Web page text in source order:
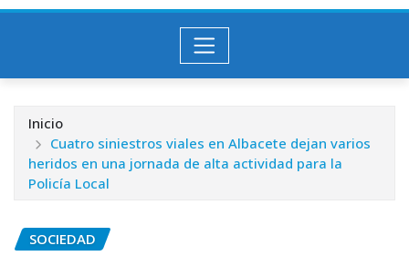
Inicio
Cuatro siniestros viales en Albacete dejan varios
heridos en una jornada de alta actividad para la
Policía Local
SOCIEDAD